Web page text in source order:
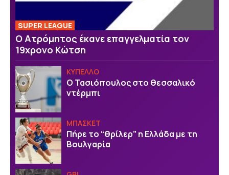
SUPER LEAGUE
Ο Ατρόμητος έκανε επαγγελματία τον
19χρονο Κώτση
ΚΥΠΕΛΛΟ
Ο Τασιόπουλος στο θεσσαλικό
ντέρμπι
ΜΠΑΣΚΕΤ
Πήρε το “θρίλερ” η Ελλάδα με τη
Βουλγαρία